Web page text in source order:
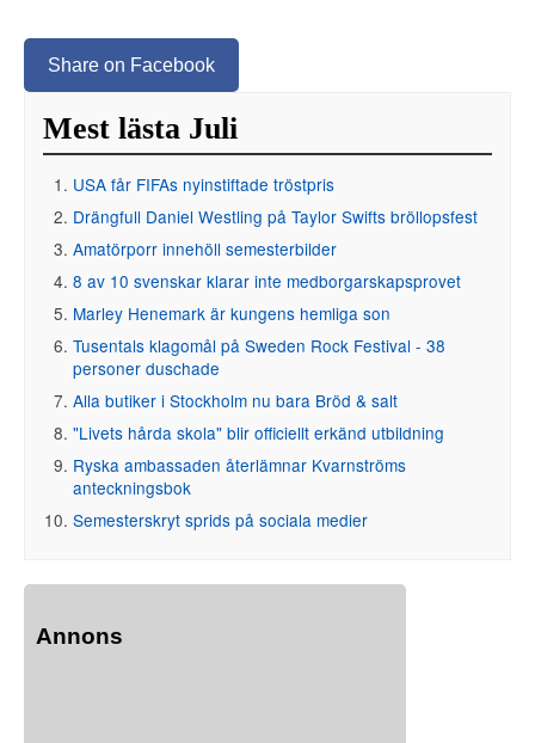
Share on Facebook
Mest lästa Juli
USA får FIFAs nyinstiftade tröstpris
Drängfull Daniel Westling på Taylor Swifts bröllopsfest
Amatörporr innehöll semesterbilder
8 av 10 svenskar klarar inte medborgarskapsprovet
Marley Henemark är kungens hemliga son
Tusentals klagomål på Sweden Rock Festival - 38
personer duschade
Alla butiker i Stockholm nu bara Bröd & salt
"Livets hårda skola" blir officiellt erkänd utbildning
Ryska ambassaden återlämnar Kvarnströms
anteckningsbok
Semesterskryt sprids på sociala medier
Annons